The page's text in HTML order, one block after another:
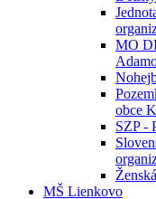
MO
obce
SZP -
MŠ Lienkovo